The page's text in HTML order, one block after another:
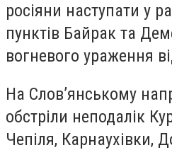
росіяни наступати у
пунктів Байрак та
вогневого ураження
На Слов’янському
обстріли неподалік
Чепіля, Карнаухівки,